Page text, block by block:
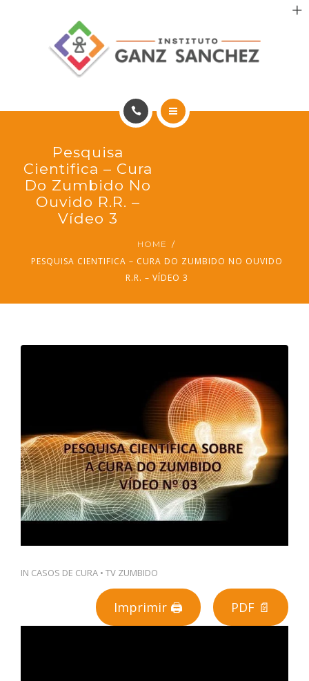
INCENTIVO AOS PACIENTES
PORTFÓLIO
MAIS SAÚDE
INCENTIVO AOS PROFISSIONAIS
Pesquisa
Cientifica – Cura
Do Zumbido No
Ouvido R.R. –
Vídeo 3
HOME
PESQUISA CIENTIFICA – CURA DO ZUMBIDO NO OUVIDO
R.R. – VÍDEO 3
IN CASOS DE CURA • TV ZUMBIDO
Imprimir 🖨 PDF 📄